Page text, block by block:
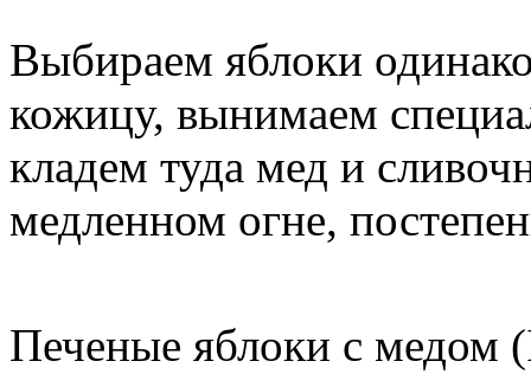
Выбираем яблоки
кожицу, вынимаем
кладем туда мед и
медленном огне,
Печеные яблоки с медом